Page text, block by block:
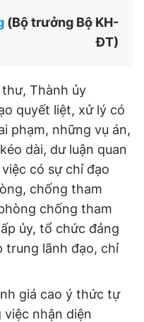
(Bộ trưởng Bộ KH-
ĐT)
Thành ủy
quyết liệt, xử lý có
phạm, những vụ án,
dài, dư luận quan
có sự chỉ đạo
chống tham
chống tham
ủy, tổ chức đảng
trung lãnh đạo, chỉ
giá cao ý thức tự
nhận diện